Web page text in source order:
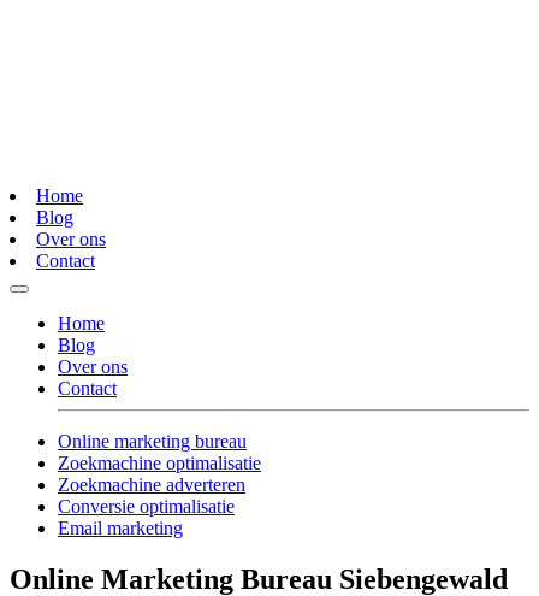
Home
Blog
Over ons
Contact
Home
Blog
Over ons
Contact
Online marketing bureau
Zoekmachine optimalisatie
Zoekmachine adverteren
Conversie optimalisatie
Email marketing
Online Marketing Bureau Siebengewald